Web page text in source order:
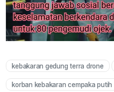
kebakaran gedung terra drone
korban kebakaran cempaka putih